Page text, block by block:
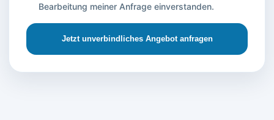
Bearbeitung meiner Anfrage einverstanden.
Jetzt unverbindliches Angebot anfragen